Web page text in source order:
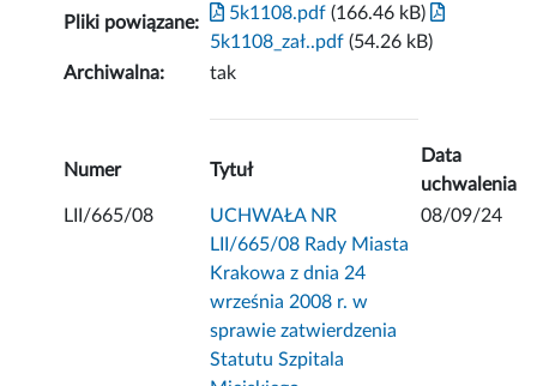
Pliki powiązane: 5k1108.pdf (166.46 kB)
5k1108_zał..pdf (54.26 kB)
Archiwalna:
tak
Numer Tytuł
Data
uchwalenia
LII/665/08
UCHWAŁA NR
LII/665/08 Rady Miasta
Krakowa z dnia 24
września 2008 r. w
sprawie zatwierdzenia
Statutu Szpitala
08/09/24